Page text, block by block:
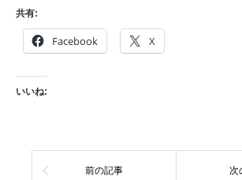
共有:
Facebook X
いいね:
前の記事 次